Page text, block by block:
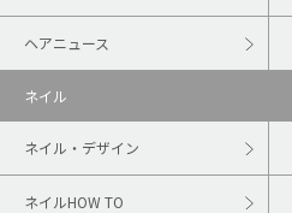
ヘアニュース
ネイル
ネイル・デザイン
ネイルHOW TO